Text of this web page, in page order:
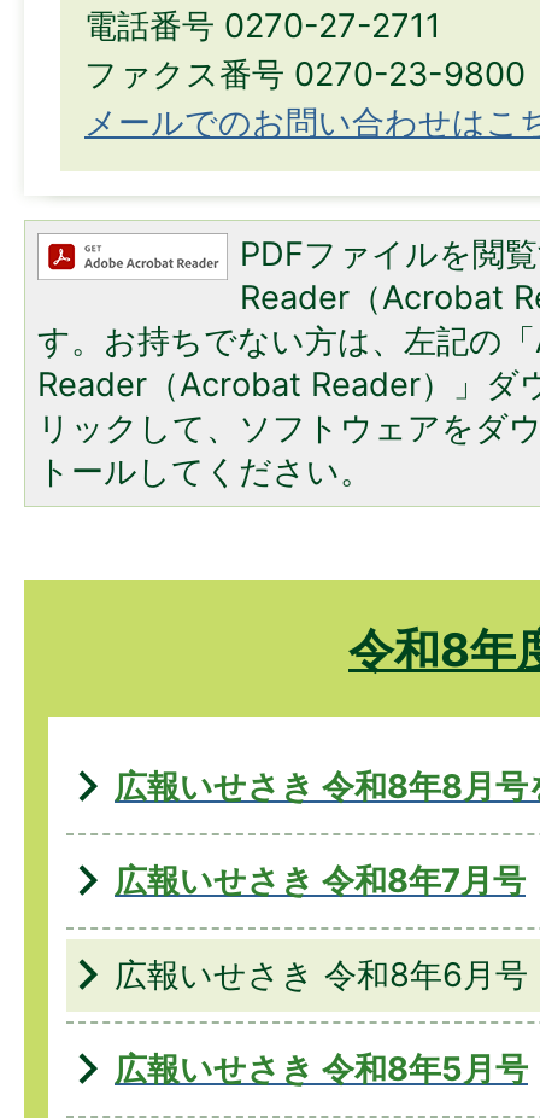
電話番号 0270-27-2711
ファクス番号 0270-23-9800
メールでのお問い合わせはこ
PDFファイルを閲
Reader（Acrobat
す。お持ちでない方は、左記の
Reader（Acrobat Reader）」ダ
リックして、ソフトウェアをダ
トールしてください。
令和8年
広報いせさき 令和8年8月
広報いせさき 令和8年7月号
広報いせさき 令和8年6月号
広報いせさき 令和8年5月号